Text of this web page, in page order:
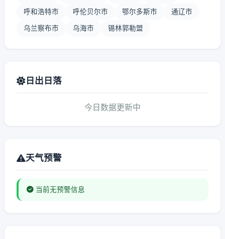
呼和浩特市 呼伦贝尔市 鄂尔多斯市 通辽市
乌兰察布市 乌海市 锡林郭勒盟
日出日落
今日数据更新中
天气预警
当前无预警信息